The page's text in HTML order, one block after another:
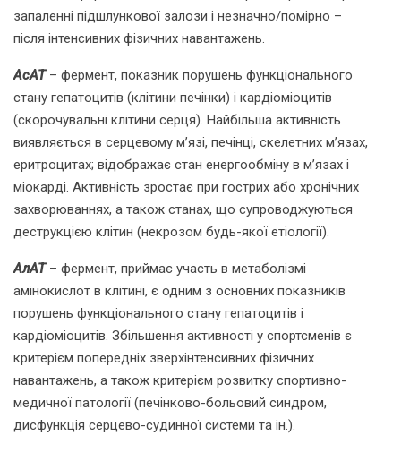
запаленні підшлункової залози і незначно/помірно –
після інтенсивних фізичних навантажень.
АсАТ– фермент, показник порушень функціонального
стану гепатоцитів (клітини печінки) і кардіоміоцитів
(скорочувальні клітини серця). Найбільша активність
виявляється в серцевому м’язі, печінці, скелетних м’язах,
еритроцитах; відображає стан енергообміну в м’язах і
міокарді. Активність зростає при гострих або хронічних
захворюваннях, а також станах, що супроводжуються
деструкцією клітин (некрозом будь-якої етіології).
АлАТ– фермент, приймає участь в метаболізмі
амінокислот в клітині, є одним з основних показників
порушень функціонального стану гепатоцитів і
кардіоміоцитів. Збільшення активності у спортсменів є
критерієм попередніх зверхінтенсивних фізичних
навантажень, а також критерієм розвитку спортивно-
медичної патології (печінково-больовий синдром,
дисфункція серцево-судинної системи та ін.).